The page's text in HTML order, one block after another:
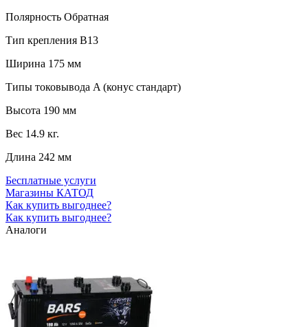
Полярность Обратная
Тип крепления B13
Ширина 175 мм
Типы токовывода A (конус стандарт)
Высота 190 мм
Вес 14.9 кг.
Длина 242 мм
Бесплатные услуги
Магазины КАТОД
Как купить выгоднее?
Как купить выгоднее?
Аналоги